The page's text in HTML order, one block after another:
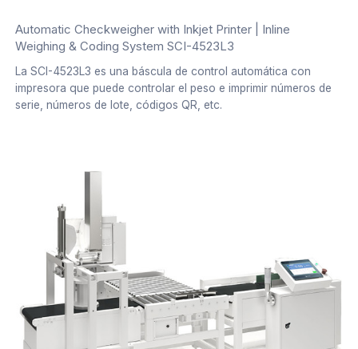
Automatic Checkweigher with Inkjet Printer | Inline
Weighing & Coding System SCI-4523L3
La SCI-4523L3 es una báscula de control automática con
impresora que puede controlar el peso e imprimir números de
serie, números de lote, códigos QR, etc.